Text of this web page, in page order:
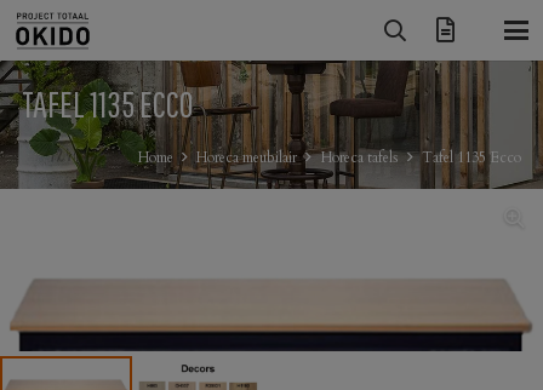
TAFEL 1135 ECCO
Home Horeca meubilair Horeca tafels Tafel 1135 Ecco